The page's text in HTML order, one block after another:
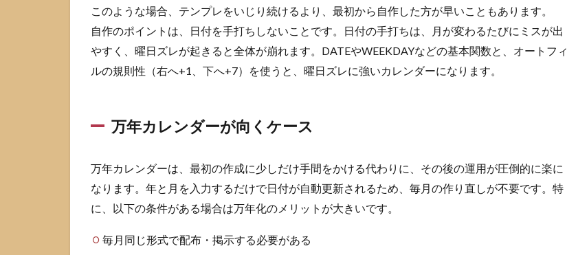
作
る
手
順
2.1
テン
プレ
作る
2.2
Microsoft
プレート
を探して
このような場合、テンプレをいじり続けるより、最初から自作した方が早いこともあります。
自作のポイントは、日付を手打ちしないことです。日付の手打ちは、月が変わるたびにミスが出
やすく、曜日ズレが起きると全体が崩れます。DATEやWEEKDAYなどの基本関数と、オートフィ
ルの規則性（右へ+1、下へ+7）を使うと、曜日ズレに強いカレンダーになります。
万年カレンダーが向くケース
万年カレンダーは、最初の作成に少しだけ手間をかける代わりに、その後の運用が圧倒的に楽に
なります。年と月を入力するだけで日付が自動更新されるため、毎月の作り直しが不要です。特
に、以下の条件がある場合は万年化のメリットが大きいです。
毎月同じ形式で配布・掲示する必要がある